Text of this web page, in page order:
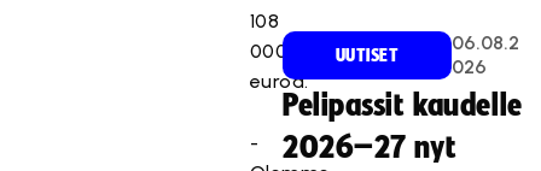
108
000
euroa.
-
UUTISET
06.08.2
026
Pelipassit kaudelle
2026–27 nyt